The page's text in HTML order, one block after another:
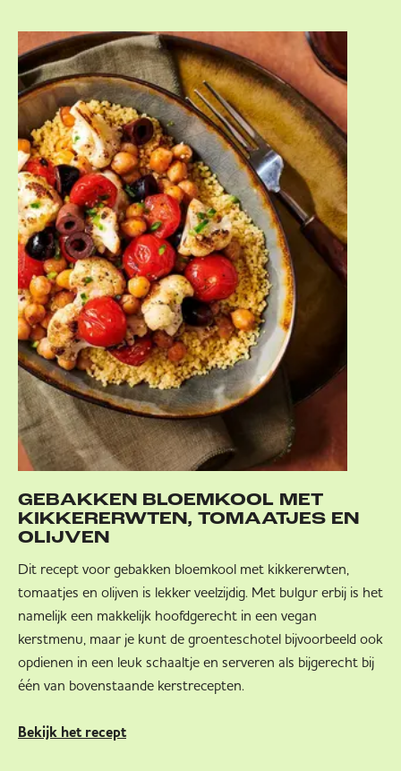
GEBAKKEN BLOEMKOOL MET
KIKKERERWTEN, TOMAATJES EN
OLIJVEN
Dit recept voor gebakken bloemkool met kikkererwten,
tomaatjes en olijven is lekker veelzijdig. Met bulgur erbij is het
namelijk een makkelijk hoofdgerecht in een vegan
kerstmenu, maar je kunt de groenteschotel bijvoorbeeld ook
opdienen in een leuk schaaltje en serveren als bijgerecht bij
één van bovenstaande kerstrecepten.
Bekijk het recept